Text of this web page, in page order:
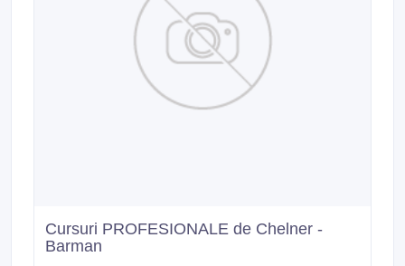
Cursuri PROFESIONALE de Chelner -
Barman